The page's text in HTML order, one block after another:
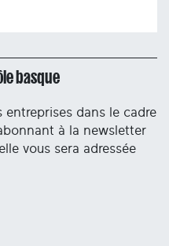
basque
dans le cadre
à la newsletter
vous sera adressée